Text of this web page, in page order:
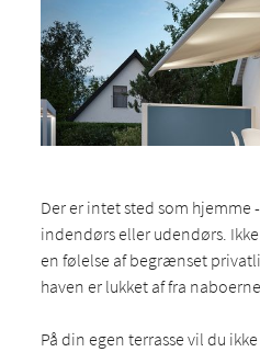
Der er intet sted som hjemme
indendørs eller udendørs.
en følelse af begrænset
haven er lukket af fra naboerne.
På din egen terrasse vil du